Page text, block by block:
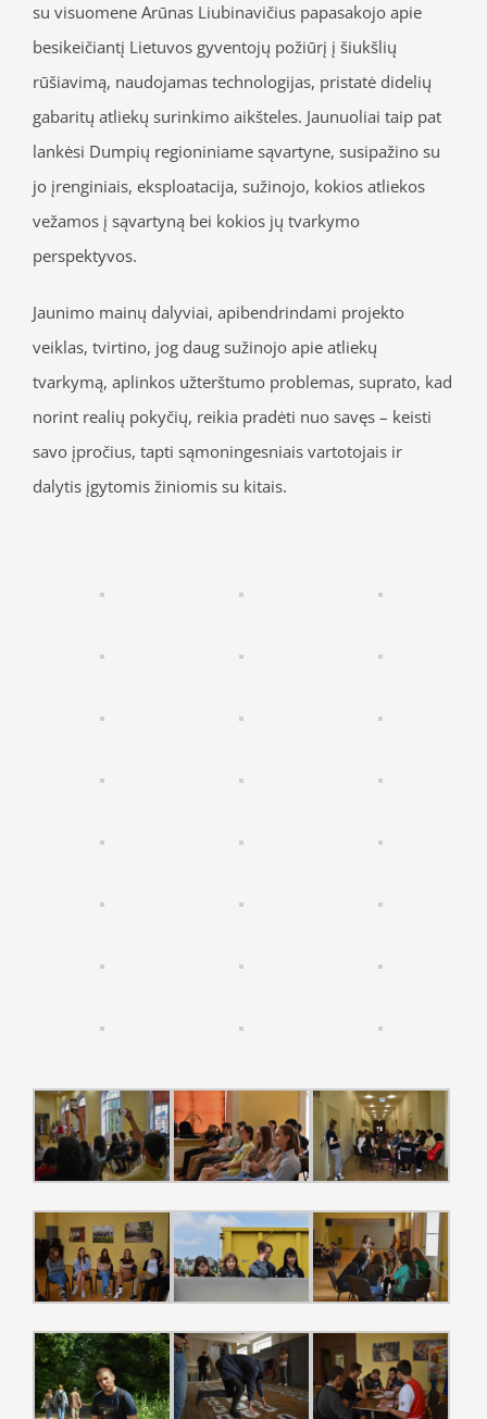
su visuomene Arūnas Liubinavičius papasakojo apie
besikeičiantį Lietuvos gyventojų požiūrį į šiukšlių
rūšiavimą, naudojamas technologijas, pristatė didelių
gabaritų atliekų surinkimo aikšteles. Jaunuoliai taip pat
lankėsi Dumpių regioniniame sąvartyne, susipažino su
jo įrenginiais, eksploatacija, sužinojo, kokios atliekos
vežamos į sąvartyną bei kokios jų tvarkymo
perspektyvos.
Jaunimo mainų dalyviai, apibendrindami projekto
veiklas, tvirtino, jog daug sužinojo apie atliekų
tvarkymą, aplinkos užterštumo problemas, suprato, kad
norint realių pokyčių, reikia pradėti nuo savęs – keisti
savo įpročius, tapti sąmoningesniais vartotojais ir
dalytis įgytomis žiniomis su kitais.